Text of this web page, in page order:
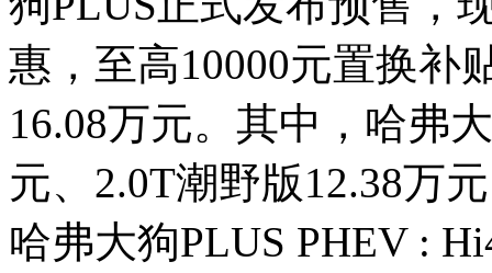
惠，至高10000元置换补
16.08万元。其中，哈弗
元、2.0T潮野版12.38万
哈弗大狗PLUS PHEV :